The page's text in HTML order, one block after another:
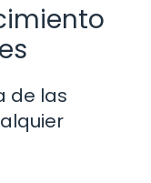
de las